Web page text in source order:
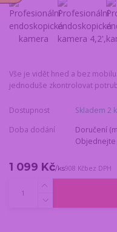
Vše je vidět hned a bez
jednoduše zkontrolovat
Dostupnost
Skladem 2
Doba dodání
Doručení
Objednejte
1 099 Kč/ks908 Kčbez DPH